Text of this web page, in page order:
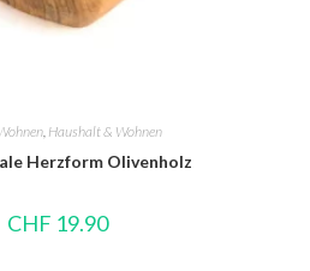
, Haushalt & Wohnen
Herzform Olivenholz
CHF 19.90